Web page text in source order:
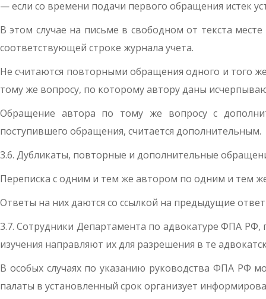
— если со времени подачи первого обращения истек
В этом случае на письме в свободном от текста
соответствующей строке журнала учета.
Не считаются повторными обращения одного и того
тому же вопросу, по которому автору даны
Обращение автора по тому же вопросу с
поступившего обращения, считается дополнительным.
3.6. Дубликаты, повторные и дополнительные
Переписка с одним и тем же автором по одним и тем
Ответы на них даются со ссылкой на предыдущие
3.7. Сотрудники Департамента по адвокатуре ФПА РФ,
изучения направляют их для разрешения в те
В особых случаях по указанию руководства ФПА РФ
палаты в установленный срок организует